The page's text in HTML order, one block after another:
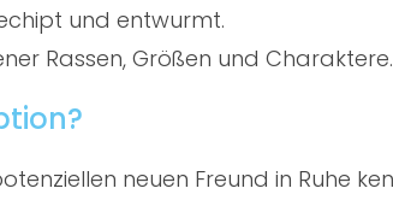
und entwurmt.
Rassen, Größen und Charaktere.
neuen Freund in Ruhe